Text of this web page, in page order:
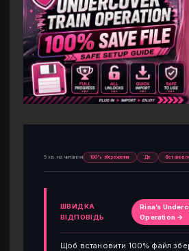
5 хв. на читання 100% збереження Де
ШВИДКА
ВІДПОВІДЬ
Rina’s
Operation →
Щоб встановити 100% файл